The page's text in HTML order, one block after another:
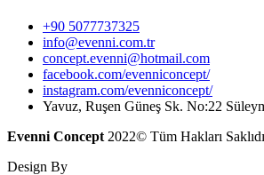
+90 5077737325
info@evenni.com.tr
concept.evenni@hotmail.com
facebook.com/evenniconcept/
instagram.com/evenniconcept/
Yavuz, Ruşen Güneş Sk. No:22
Evenni Concept 2022© Tüm Hakları
Design By